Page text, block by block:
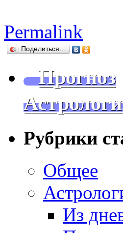
Permalink
Поделиться…
Прогноз
Рубрики
Общее
Из